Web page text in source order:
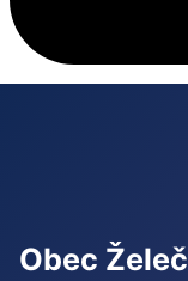
Obec Želeč